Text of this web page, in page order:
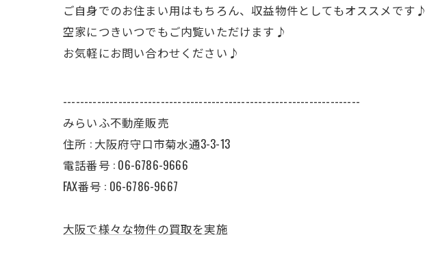
ご自身でのお住まい用はもちろん、収益物件としてもオススメです♪
空家につきいつでもご内覧いただけます♪
お気軽にお問い合わせください♪
----------------------------------------------------------------------
みらいふ不動産販売
住所 : 大阪府守口市菊水通3-3-13
電話番号 : 06-6786-9666
FAX番号 : 06-6786-9667
大阪で様々な物件の買取を実施